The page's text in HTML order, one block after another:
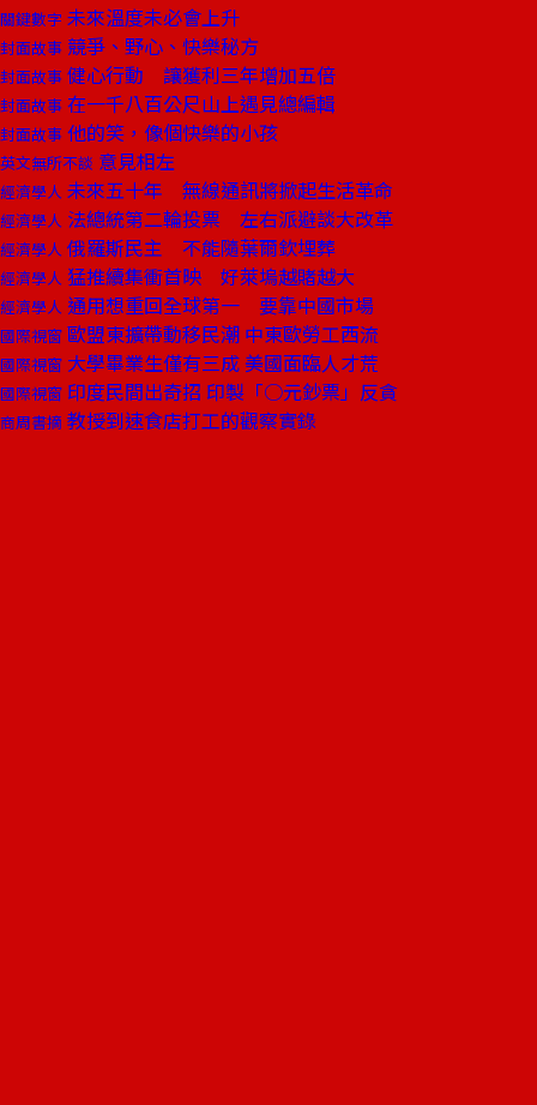
關鍵數字 未來溫度未必會上升
封面故事 競爭、野心、快樂秘方
封面故事 健心行動 讓獲利三年增加五倍
封面故事 在一千八百公尺山上遇見總編輯
封面故事 他的笑，像個快樂的小孩
英文無所不談 意見相左
經濟學人 未來五十年 無線通訊將掀起生活革命
經濟學人 法總統第二輪投票 左右派避談大改革
經濟學人 俄羅斯民主 不能隨葉爾欽埋葬
經濟學人 猛推續集衝首映 好萊塢越賭越大
經濟學人 通用想重回全球第一 要靠中國市場
國際視窗 歐盟東擴帶動移民潮 中東歐勞工西流
國際視窗 大學畢業生僅有三成 美國面臨人才荒
國際視窗 印度民間出奇招 印製「○元鈔票」反貪
商周書摘 教授到速食店打工的觀察實錄